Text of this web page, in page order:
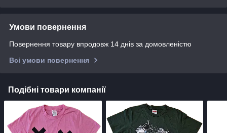
Умови повернення
Повернення товару впродовж 14 днів за домовленістю
Всі умови повернення
Подібні товари компанії